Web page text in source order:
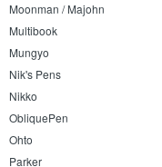
Moonman / Majohn
Multibook
Mungyo
Nik's Pens
Nikko
ObliquePen
Ohto
Parker